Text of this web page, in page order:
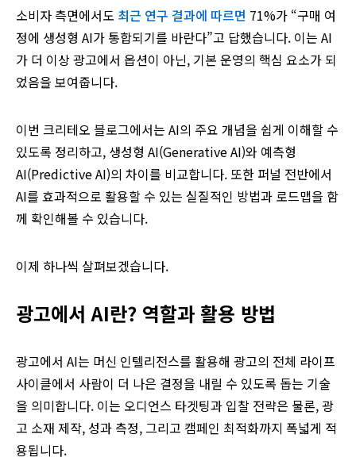
소비자 측면에서도 최근 연구 결과에 따르면 71%가 “구매 여
정에 생성형 AI가 통합되기를 바란다”고 답했습니다. 이는 AI
가 더 이상 광고에서 옵션이 아닌, 기본 운영의 핵심 요소가 되
었음을 보여줍니다.
이번 크리테오 블로그에서는 AI의 주요 개념을 쉽게 이해할 수
있도록 정리하고, 생성형 AI(Generative AI)와 예측형
AI(Predictive AI)의 차이를 비교합니다. 또한 퍼널 전반에서
AI를 효과적으로 활용할 수 있는 실질적인 방법과 로드맵을 함
께 확인해볼 수 있습니다.
이제 하나씩 살펴보겠습니다.
광고에서 AI란? 역할과 활용 방법
광고에서 AI는 머신 인텔리전스를 활용해 광고의 전체 라이프
사이클에서 사람이 더 나은 결정을 내릴 수 있도록 돕는 기술
을 의미합니다. 이는 오디언스 타겟팅과 입찰 전략은 물론, 광
고 소재 제작, 성과 측정, 그리고 캠페인 최적화까지 폭넓게 적
용됩니다.